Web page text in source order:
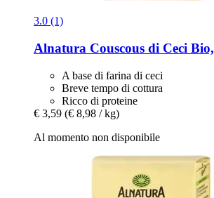
3.0 (1)
Alnatura Couscous di Ceci
A base di farina di ceci
Breve tempo di cottura
Ricco di proteine
€ 3,59 (€ 8,98 / kg)
Al momento non disponibile